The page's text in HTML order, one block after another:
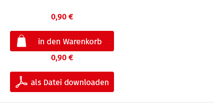
0,90 €
0,90 €